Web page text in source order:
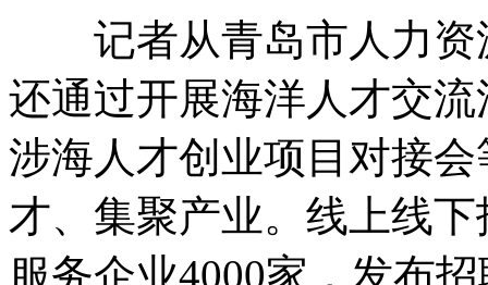
记者从青岛市人力资
还通过开展海洋人才交
涉海人才创业项目对接
才、集聚产业。线上线
服务企业4000家，发布